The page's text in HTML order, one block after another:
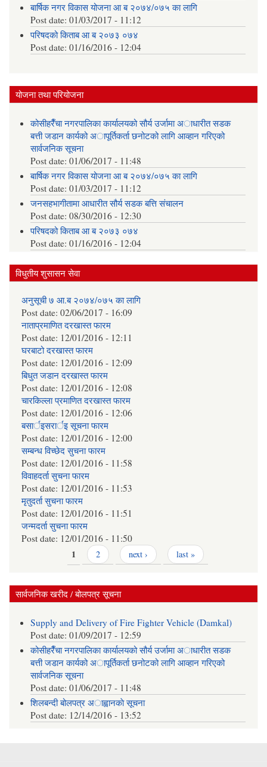
बार्षिक नगर विकास योजना आ‍ ब २०७४/०७५ का लागि
Post date:01/03/2017 - 11:12
परिषदको किताब आ ब २०७३ ०७४
Post date:01/16/2016 - 12:04
योजना तथा परियोजना
कोसीहरैँचा नगरपालिका कार्यालयको सौर्य उर्जामा अाधारीत सडक
बत्ती जडान कार्यको अापूर्तिकर्ता छनोटको लागि आव्हान गरिएको
सार्वजनिक सूचना
Post date:01/06/2017 - 11:48
बार्षिक नगर विकास योजना आ‍ ब २०७४/०७५ का लागि
Post date:01/03/2017 - 11:12
जनसहभागीतामा आधारीत सौर्य सडक बत्ति संचालन
Post date:08/30/2016 - 12:30
परिषदको किताब आ ब २०७३ ०७४
Post date:01/16/2016 - 12:04
विधुतीय शुसासन सेवा
अनुसूची ७ आ.ब २०७४/०७५ का लागि
Post date: 02/06/2017 - 16:09
नाताप्रमाणित दरखास्त फारम
Post date: 12/01/2016 - 12:11
घरबाटो दरखास्त फारम
Post date: 12/01/2016 - 12:09
बिधुत जडान दरखास्त फारम
Post date: 12/01/2016 - 12:08
चारकिल्ला प्रमाणित दरखास्त फारम
Post date: 12/01/2016 - 12:06
बसार्इसरार्इ सूचना फारम
Post date: 12/01/2016 - 12:00
सम्बन्ध विच्छेद सुचना फारम
Post date: 12/01/2016 - 11:58
विवाहदर्ता सुचना फारम
Post date: 12/01/2016 - 11:53
मृतुदर्ता सुचना फारम
Post date: 12/01/2016 - 11:51
जन्मदर्ता सुचना फारम
Post date: 12/01/2016 - 11:50
1 2 next › last »
सार्वजनिक खरीद / बोलपत्र सूचना
Supply and Delivery of Fire Fighter Vehicle (Damkal)
Post date:01/09/2017 - 12:59
कोसीहरैँचा नगरपालिका कार्यालयको सौर्य उर्जामा अाधारीत सडक
बत्ती जडान कार्यको अापूर्तिकर्ता छनोटको लागि आव्हान गरिएको
सार्वजनिक सूचना
Post date:01/06/2017 - 11:48
शिलबन्दी बोलपत्र अाह्वानकाे सूचना
Post date: 12/14/2016 - 13:52